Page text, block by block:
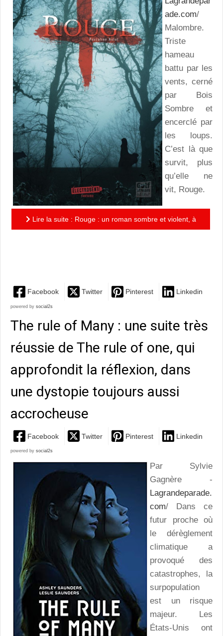
ade.com/
Malombre.
Triste
hameau
battu par les
vents, cerné
par Bois
Sombre et
encerclé par
les loups.
C’est là que
survit, plus
qu’elle ne
vit, Rouge.
Lire la suite : Rouge : un roman sombre et violent, à
Facebook Twitter Pinterest Linkedin
powered by social2s
The rule of Many : une suite très
réussie de The rule of one, qui
approfondit la réflexion, dans
une dystopie toujours aussi
accrocheuse
Facebook Twitter Pinterest Linkedin
powered by social2s
Par Sylvie
Gagnère -
Lagrandeparade.
com/ Dans ce
futur proche où
le dérèglement
climatique a
provoqué des
catastrophes, la
surpopulation
est un risque
majeur. Les
États-Unis ont